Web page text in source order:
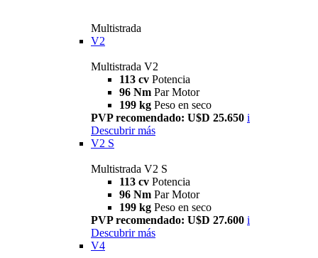
Multistrada
V2
Multistrada V2
113 cv Potencia
96 Nm Par Motor
199 kg Peso en seco
PVP recomendado: U$D 25.650 i
Descubrir más
V2 S
Multistrada V2 S
113 cv Potencia
96 Nm Par Motor
199 kg Peso en seco
PVP recomendado: U$D 27.600 i
Descubrir más
V4